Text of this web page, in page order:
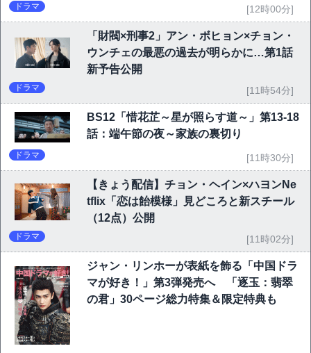
ドラマ [12時00分]
「財閥×刑事2」アン・ボヒョン×チョン・
ウンチェの最悪の過去が明らかに…第1話
新予告公開
ドラマ [11時54分]
BS12「惜花芷～星が照らす道～」第13-18
話：端午節の夜～家族の裏切り
ドラマ [11時30分]
【きょう配信】チョン・ヘイン×ハヨンNe
tflix「恋は飴模様」見どころと新スチール
（12点）公開
ドラマ [11時02分]
ジャン・リンホーが表紙を飾る「中国ドラ
マが好き！」第3弾発売へ 「逐玉：翡翠
の君」30ページ総力特集＆限定特典も